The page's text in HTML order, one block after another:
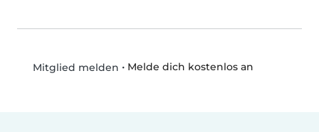
Mitglied melden • Melde dich kostenlos an